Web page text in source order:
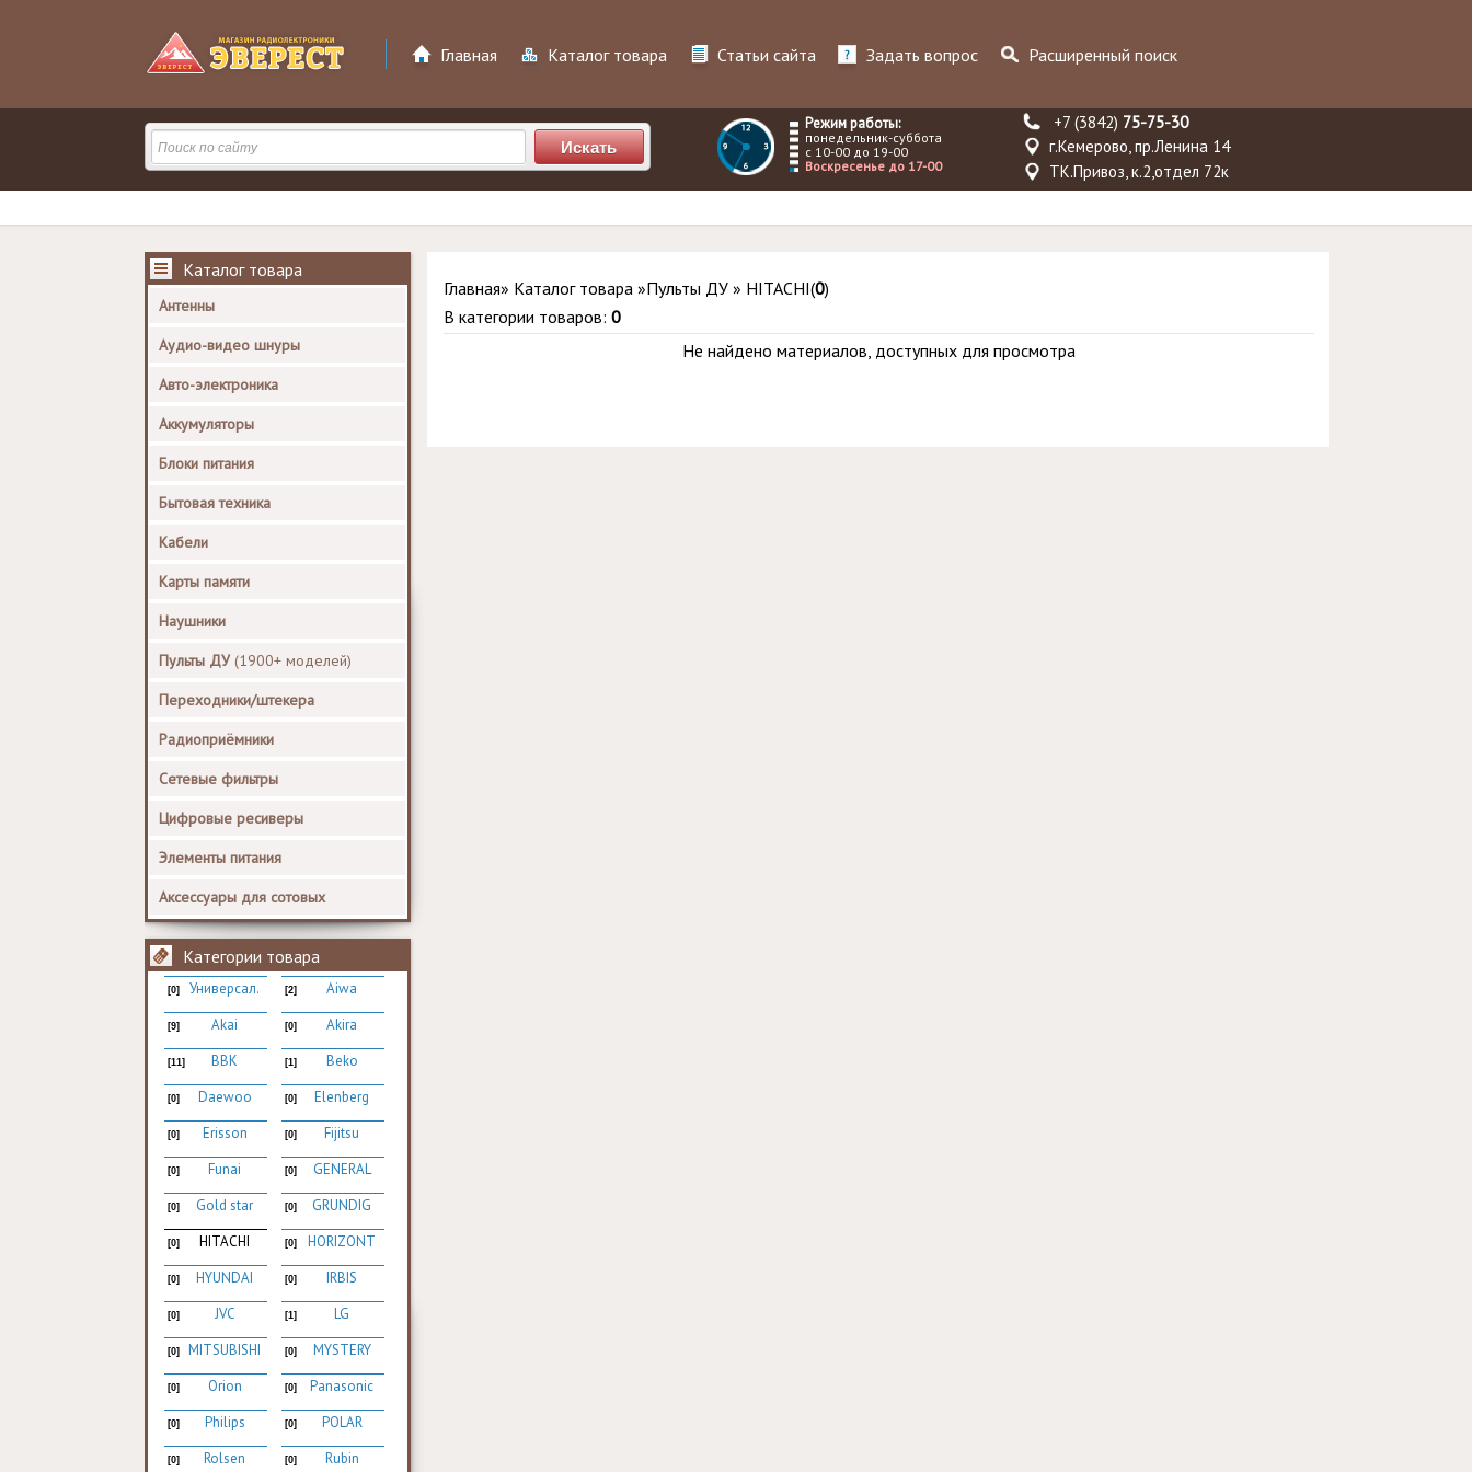
Главная Каталог товара Статьи сайта Задать вопрос Расширенный поиск
+7 (3842) 75-75-30
г.Кемерово, пр.Ленина 14
ТК.Привоз, к.2,отдел 72к
Режим работы:
понедельник-суббота
с 10-00 до 19-00
Воскресенье до 17-00
Каталог товара
Антенны
Аудио-видео шнуры
Авто-электроника
Аккумуляторы
Блоки питания
Бытовая техника
Кабели
Карты памяти
Наушники
Пульты ДУ(1900+ моделей)
Переходники/штекера
Радиоприёмники
Сетевые фильтры
Цифровые ресиверы
Элементы питания
Аксессуары для сотовых
Категории товара
Универсал.
[0] Aiwa
[2]
Akai
[9] Akira
[0]
BBK
[11] Beko
[1]
Daewoo
[0] Elenberg
[0]
Erisson
[0] Fijitsu
[0]
Funai
[0] GENERAL
[0]
Gold star
[0] GRUNDIG
[0]
HITACHI
[0] HORIZONT
[0]
HYUNDAI
[0] IRBIS
[0]
JVC
[0] LG
[1]
MITSUBISHI
[0] MYSTERY
[0]
Orion
[0] Panasonic
[0]
Philips
[0] POLAR
[0]
Rolsen
[0] Rubin
[0]
Главная» Каталог товара»Пульты ДУ» HITACHI(0)
В категории товаров: 0
Не найдено материалов, доступных для просмотра